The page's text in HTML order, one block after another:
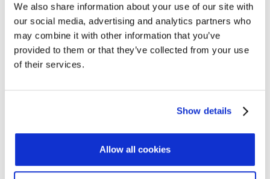
We also share information about your use of our site with
our social media, advertising and analytics partners who
may combine it with other information that you’ve
provided to them or that they’ve collected from your use
of their services.
Show details
Allow all cookies